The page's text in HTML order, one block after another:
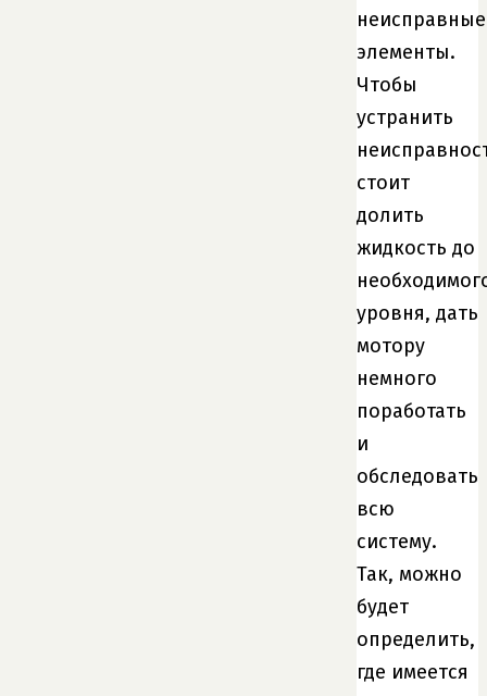
неисправные
элементы.
Чтобы
устранить
стоит
долить
жидкость до
уровня, дать
мотору
немного
поработать
и
обследовать
всю
систему.
Так, можно
будет
определить,
где имеется